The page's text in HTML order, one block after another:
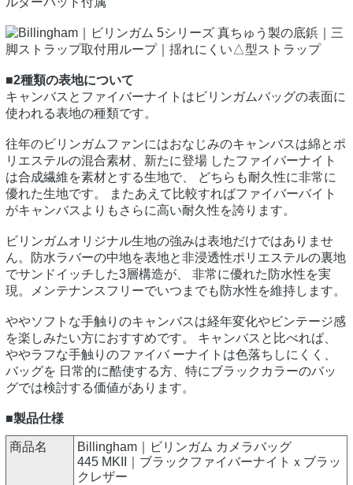
真ちゅう製の底鋲｜三
脚ストラップ取付用ループ｜揺れにくい△型ストラップ
■2種類の表地について
キャンバスとファイバーナイトはビリンガムバッグの表面に
使われる表地の種類です。
往年のビリンガムファンにはおなじみのキャンバスは綿とポ
リエステルの混合素材、新たに登場 したファイバーナイト
は合成繊維を素材とする生地で、 どちらも耐久性に非常に
優れた生地です。 またあえて比較すればファイバーバイト
がキャンバスよりもさらに高い耐久性を誇ります。
ビリンガムオリジナル生地の強みは表地だけではありませ
ん。防水ラバーの中地を表地と非浸透性ポリエステルの裏地
でサンドイッチした3層構造が、 非常に優れた防水性を実
現。メンテナンスフリーでいつまでも防水性を維持します。
ややソフトな手触りのキャンバスは経年変化やビンテージ感
を楽しみたい方におすすめです。 キャンバスと比べれば、
ややラフな手触りのファイバ ーナイトは色落ちしにくく、
バッグを 日常的に酷使する方、特にブラックカラーのバッ
グでは検討する価値があります。
■製品仕様
商品名
Billingham｜ビリンガム カメラバッグ
445 MKII｜ブラックファイバーナイトｘブラッ
クレザー